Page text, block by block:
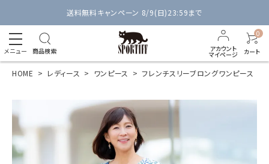
送料無料キャンペーン 8/9(日)23:59まで
メニュー 商品検索 アカウント
マイページ
0
カート
HOME レディース ワンピース フレンチスリーブロングワンピース